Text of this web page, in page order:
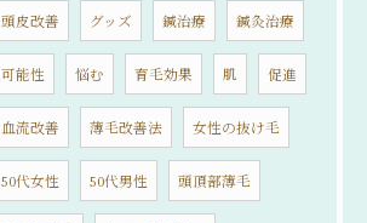
頭皮改善 グッズ 鍼治療 鍼灸治療
可能性 悩む 育毛効果 肌 促進
血流改善 薄毛改善法 女性の抜け毛
50代女性 50代男性 頭頂部薄毛